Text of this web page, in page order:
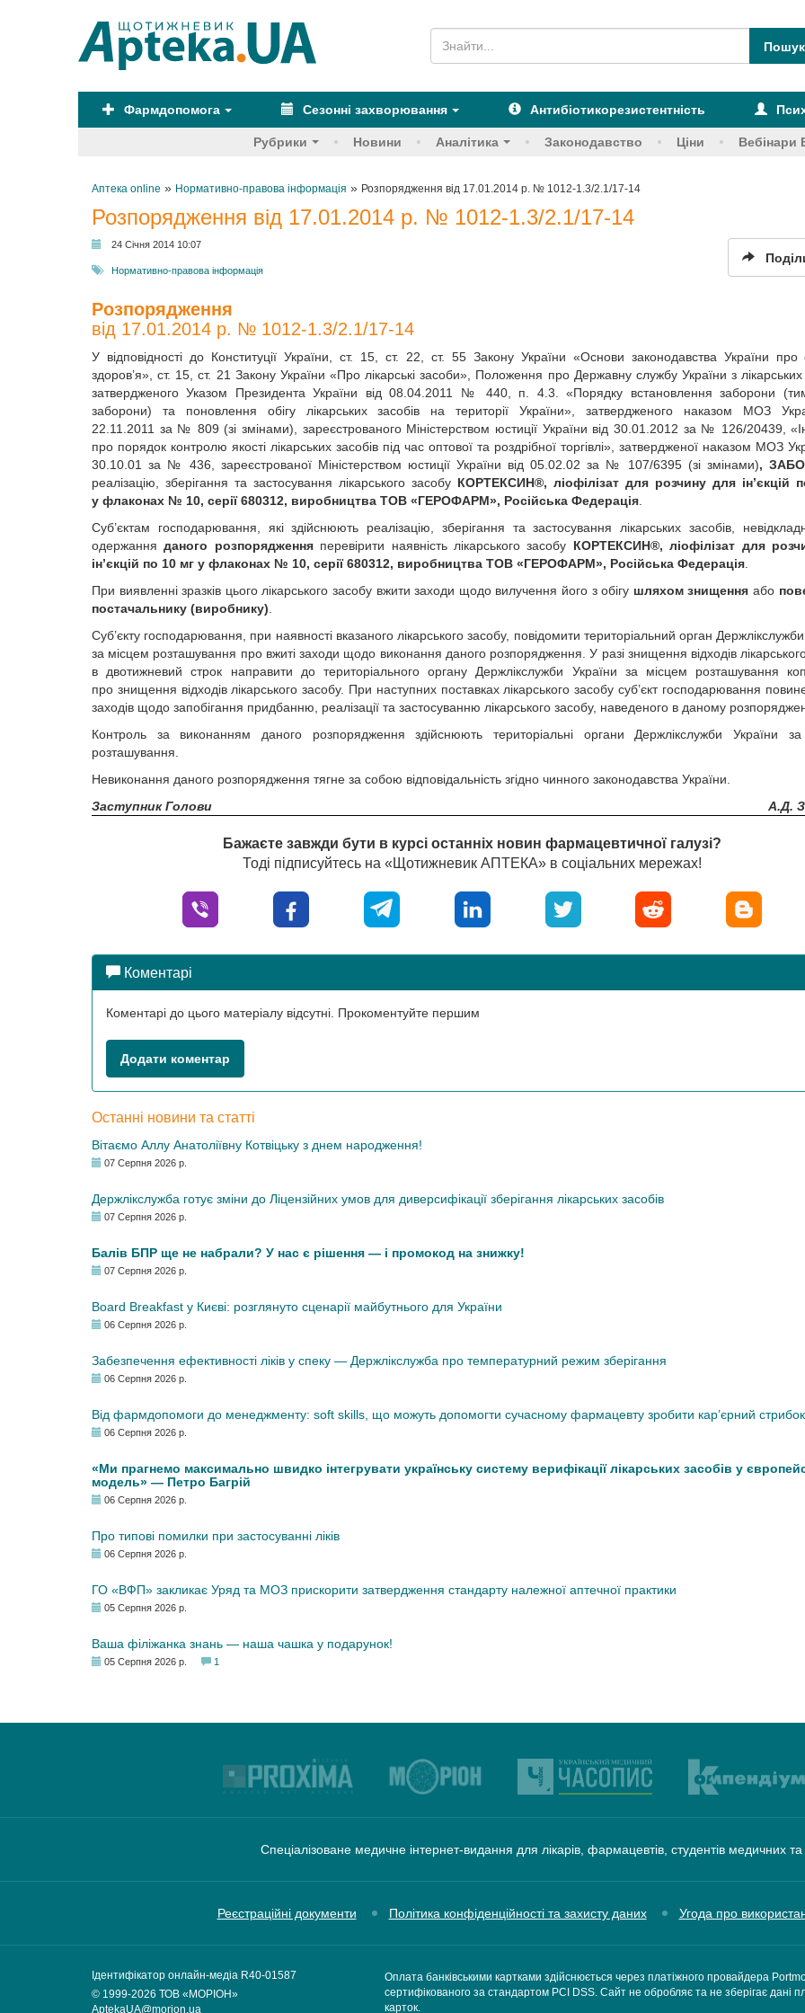
Фармдопомога Сезонні захворювання Антибіотикорезистентність
Рубрики Новини Аналітика Законодавство Ціни Вебінари
Аптека online » Нормативно-правова інформація » Розпорядження від 17.01.2014 р. № 1012-1.3/2.1/17-14
Розпорядження від 17.01.2014 р. № 1012-1.3/2.1/17-14
24 Січня 2014 10:07
Нормативно-правова інформація
Розпорядження
від 17.01.2014 р. № 1012-1.3/2.1/17-14
У відповідності до Конституції України, ст. 15, ст. 22, ст. 55 Закону України «Основи законодавства України про
здоров’я», ст. 15, ст. 21 Закону України «Про лікарські засоби», Положення про Державну службу України з лікарських
затвердженого Указом Президента України від 08.04.2011 № 440, п. 4.3. «Порядку встановлення заборони
заборони) та поновлення обігу лікарських засобів на території України», затвердженого наказом МОЗ
22.11.2011 за № 809 (зі змінами), зареєстрованого Міністерством юстиції України від 30.01.2012 за № 126/20439,
про порядок контролю якості лікарських засобів під час оптової та роздрібної торгівлі», затвердженої наказом МОЗ
30.10.01 за № 436, зареєстрованої Міністерством юстиції України від 05.02.02 за № 107/6395 (зі змінами),
реалізацію, зберігання та застосування лікарського засобу КОРТЕКСИН®, ліофілізат для розчину для ін’єкцій
у флаконах № 10, серії 680312, виробництва ТОВ «ГЕРОФАРМ», Російська Федерація
Суб’єктам господарювання, які здійснюють реалізацію, зберігання та застосування лікарських засобів,
одержанняданого розпорядженняперевірити наявність лікарського засобу КОРТЕКСИН®, ліофілізат для
ін’єкцій по 10 мг у флаконах № 10, серії 680312, виробництва ТОВ «ГЕРОФАРМ», Російська Федерація
При виявленні зразків цього лікарського засобу вжити заходи щодо вилучення його з обігу шляхом знищення або
постачальнику (виробнику)
Суб’єкту господарювання, при наявності вказаного лікарського засобу, повідомити територіальний орган
за місцем розташування про вжиті заходи щодо виконання даного розпорядження. У разі знищення відходів
в двотижневий строк направити до територіального органу Держлікслужби України за місцем розташування
про знищення відходів лікарського засобу. При наступних поставках лікарського засобу суб’єкт господарювання
заходів щодо запобігання придбанню, реалізації та застосуванню лікарського засобу, наведеного в даному
Контроль за виконанням даного розпорядження здійснюють територіальні органи Держлікслужби України
розташування.
Невиконання даного розпорядження тягне за собою відповідальність згідно чинного законодавства України.
Заступник Голови
А.Д.
Бажаєте завжди бути в курсі останніх новин фармацевтичної галузі?
Тоді підписуйтесь на «Щотижневик АПТЕКА» в соціальних мережах!
Коментарі
Коментарі до цього матеріалу відсутні. Прокоментуйте першим
Додати коментар
Останні новини та статті
Вітаємо Аллу Анатоліївну Котвіцьку з днем народження!
07 Серпня 2026 р.
Держлікслужба готує зміни до Ліцензійних умов для диверсифікації зберігання лікарських засобів
07 Серпня 2026 р.
Балів БПР ще не набрали? У нас є рішення — і промокод на знижку!
07 Серпня 2026 р.
Board Breakfast у Києві: розглянуто сценарії майбутнього для України
06 Серпня 2026 р.
Забезпечення ефективності ліків у спеку — Держлікслужба про температурний режим зберігання
06 Серпня 2026 р.
Від фармдопомоги до менеджменту: soft skills, що можуть допомогти сучасному фармацевту зробити кар’єрний стрибок
06 Серпня 2026 р.
«Ми прагнемо максимально швидко інтегрувати українську систему верифікації лікарських засобів у
модель» — Петро Багрій
06 Серпня 2026 р.
Про типові помилки при застосуванні ліків
06 Серпня 2026 р.
ГО «ВФП» закликає Уряд та МОЗ прискорити затвердження стандарту належної аптечної практики
05 Серпня 2026 р.
Ваша філіжанка знань — наша чашка у подарунок!
05 Серпня 2026 р. 1
Спеціалізоване медичне інтернет-видання для лікарів, фармацевтів, студентів медичних
Реєстраційні документи Політика конфіденційності та захисту даних Угода про
Ідентифікатор онлайн-медіа R40-01587
© 1999-2026 ТОВ «МОРІОН»
AptekaUA@morion.ua
Оплата банківськими картками здійснюється через платіжного провайдера
сертифікованого за стандартом PCI DSS. Сайт не обробляє та не зберігає дані
карток.